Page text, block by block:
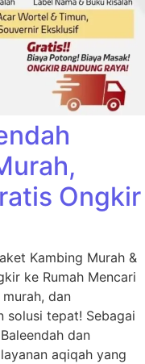
Ongkir
Kambing Murah &
ke Rumah Mencari
dan
solusi tepat! Sebagai
dan
aqiqah yang